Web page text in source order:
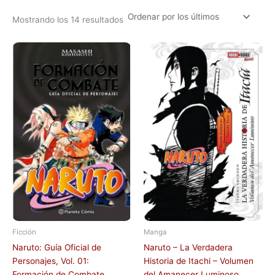
Mostrando los 14 resultados
Ficción
Naruto: Guía Oficial de
Personajes, Vol. 01:
Manga
Naruto – La Verdadera
Historia de Itachi – Volumen